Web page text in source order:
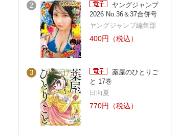
2
ヤングジャンプ
2026 No.36＆37合併号
ヤングジャンプ編集部
400円（税込）
3
薬屋のひとりご
と 17巻
日向夏
770円（税込）